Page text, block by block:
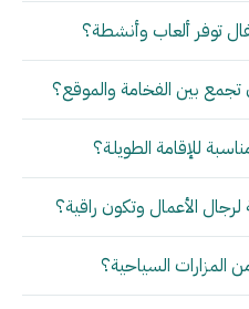
توفر ألعاب وأنشطة؟
بين الفخامة والموقع؟
للإقامة الطويلة؟
الأعمال وتكون راقية؟
المزارات السياحية؟